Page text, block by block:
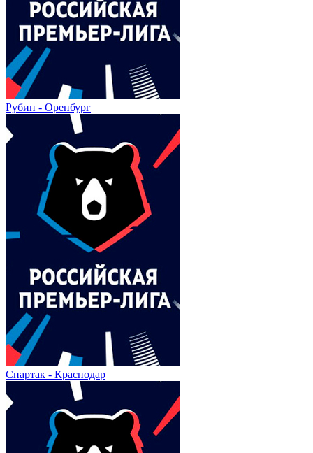
Рубин - Оренбург
Спартак - Краснодар